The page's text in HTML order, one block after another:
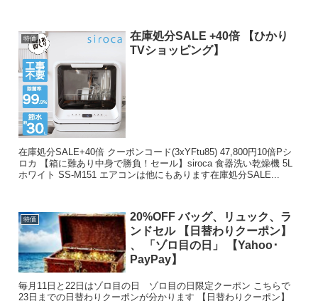
特価
在庫処分SALE +40倍 【ひかり
TVショッピング】
在庫処分SALE+40倍 クーポンコード(3xYFtu85) 47,800円10倍Pシ
ロカ 【箱に難あり中身で勝負！セール】siroca 食器洗い乾燥機 5L
ホワイト SS-M151 エアコンは他にもあります在庫処分SALE...
特価
20%OFF バッグ、リュック、ラ
ンドセル 【日替わりクーポン】
、 「ゾロ目の日」 【Yahoo･
PayPay】
毎月11日と22日はゾロ目の日 ゾロ目の日限定クーポン こちらで
23日までの日替わりクーポンが分かります 【日替わりクーポン】